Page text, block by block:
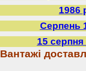
1986
Серпень
15 серпня
Вантажі